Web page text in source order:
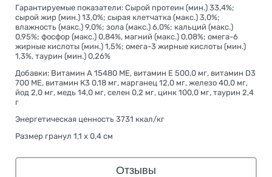
Гарантируемые показатели: Сырой протеин (мин.) 33,4%;
сырой жир (мин.) 13,0%; сырая клетчатка (макс.) 3,0%;
влажность (макс.) 9,0%; зола (макс.) 6,0%; кальций (макс.)
0,95%; фосфор (макс.) 0,84%, магний (макс.) 0,08%; омега-6
жирные кислоты (мин.) 1,5%; омега-3 жирные кислоты (мин.)
1,3%, таурин (мин.) 0,26%
Добавки: Витамин А 15480 МЕ, витамин Е 500,0 мг, витамин D3
700 МЕ, витамин К3 0,18 мг, марганец 12,0 мг, железо 40,0 мг,
йод 2,0 мг, медь 14,0 мг, селен 0,2 мг, цинк 100,0 мг, таурин 2,4
г
Энергетическая ценность 3731 ккал/кг
Размер гранул 1,1 х 0,4 см
Отзывы